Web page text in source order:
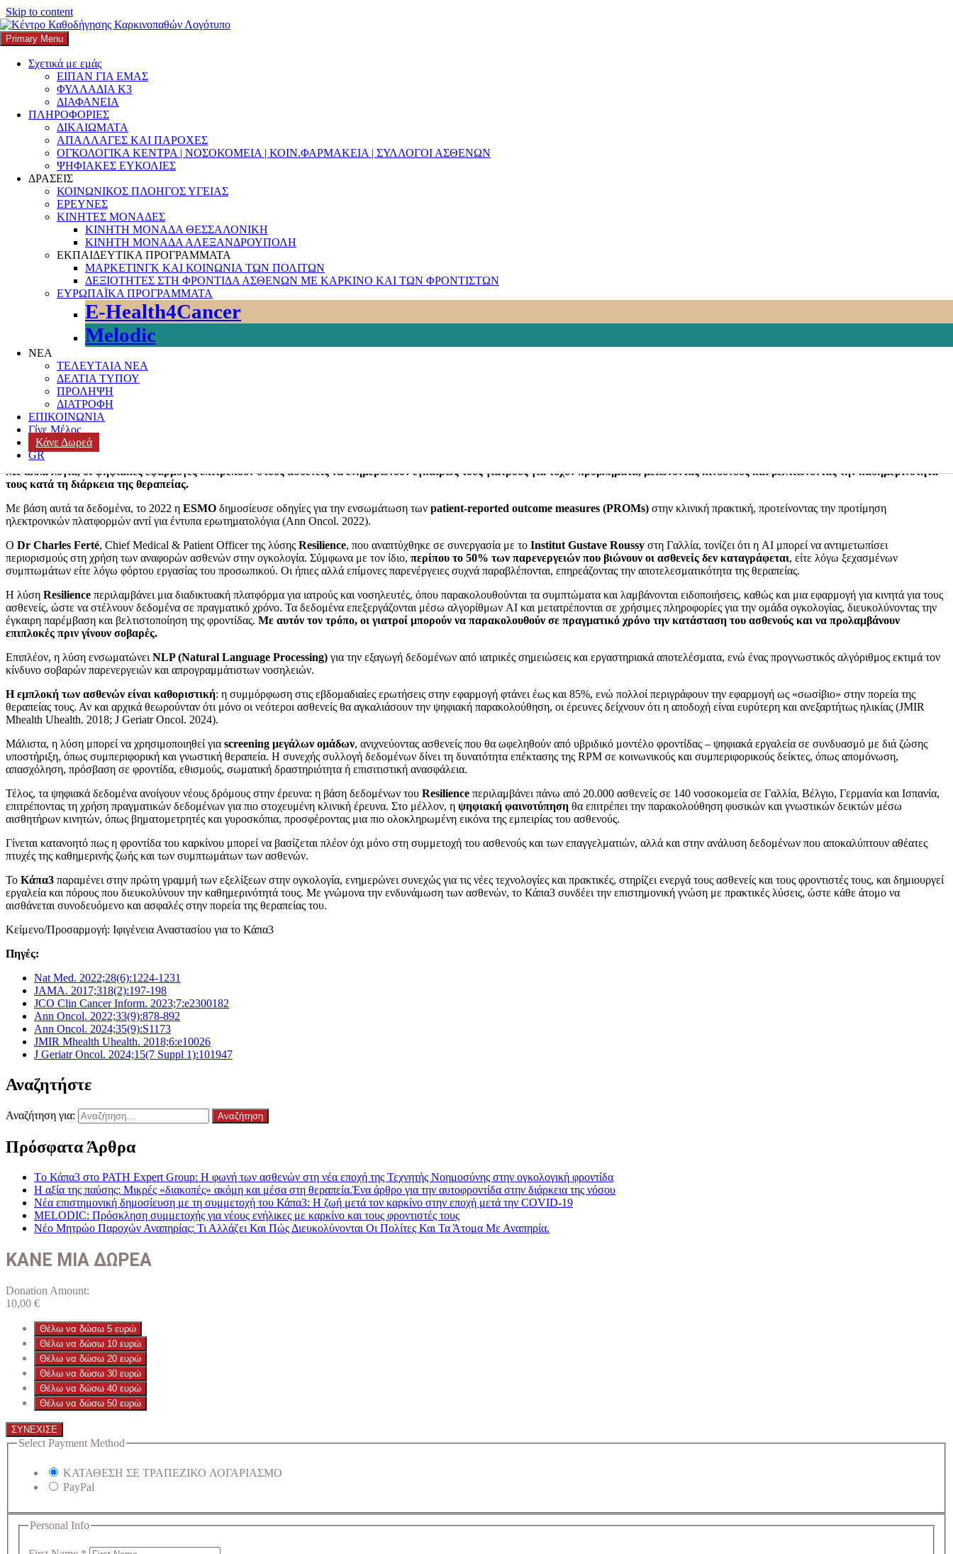
Skip to content
K3
ΚΕΝΤΡΟ ΚΑΘΟΔΗΓΗΣΗΣ ΚΑΡΚΙΝΟΠΑΘΩΝ
Primary Menu
Σχετικά με εμάς
ΕΙΠΑΝ ΓΙΑ ΕΜΑΣ
ΦΥΛΛΑΔΙΑ Κ3
ΔΙΑΦΑΝΕΙΑ
ΠΛΗΡΟΦΟΡΙΕΣ
ΔΙΚΑΙΩΜΑΤΑ
ΑΠΑΛΛΑΓΕΣ ΚΑΙ ΠΑΡΟΧΕΣ
ΟΓΚΟΛΟΓΙΚΑ ΚΕΝΤΡΑ | ΝΟΣΟΚΟΜΕΙΑ | ΚΟΙΝ.ΦΑΡΜΑΚΕΙΑ | ΣΥΛΛΟΓΟΙ ΑΣΘΕΝΩΝ
ΨΗΦΙΑΚΕΣ ΕΥΚΟΛΙΕΣ
ΔΡΑΣΕΙΣ
ΚΟΙΝΩΝΙΚΟΣ ΠΛΟΗΓΟΣ ΥΓΕΙΑΣ
ΕΡΕΥΝΕΣ
ΚΙΝΗΤΕΣ ΜΟΝΑΔΕΣ
ΚΙΝΗΤΗ ΜΟΝΑΔΑ ΘΕΣΣΑΛΟΝΙΚΗ
ΚΙΝΗΤΗ ΜΟΝΑΔΑ ΑΛΕΞΑΝΔΡΟΥΠΟΛΗ
ΕΚΠΑΙΔΕΥΤΙΚΑ ΠΡΟΓΡΑΜΜΑΤΑ
ΜΑΡΚΕΤΙΝΓΚ ΚΑΙ ΚΟΙΝΩΝΙΑ ΤΩΝ ΠΟΛΙΤΩΝ
ΔΕΞΙΟΤΗΤΕΣ ΣΤΗ ΦΡΟΝΤΙΔΑ ΑΣΘΕΝΩΝ ΜΕ ΚΑΡΚΙΝΟ ΚΑΙ ΤΩΝ ΦΡΟΝΤΙΣΤΩΝ
ΕΥΡΩΠΑΪΚΑ ΠΡΟΓΡΑΜΜΑΤΑ
E-Health4Cancer
Melodic
ΝΕΑ
ΤΕΛΕΥΤΑΙΑ ΝΕΑ
ΔΕΛΤΙΑ ΤΥΠΟΥ
ΠΡΟΛΗΨΗ
ΔΙΑΤΡΟΦΗ
ΕΠΙΚΟΙΝΩΝΙΑ
Γίνε Μέλος
Κάνε Δωρεά
GR
Αναζήτηση για:
Κατηγορία:Προγνωστικοί Αλγόριθμοι
AI και απομακρυσμένη παρακολούθηση διαμορφώνουν μια νέα εμπειρία για τους ασθενείς με καρκίνο
Posted on 9 Δεκεμβρίου, 20259 Δεκεμβρίου, 2025
Ογκολογική Φροντίδα,Ογκολογικοί ασθενείς
Η τεχνητή νοημοσύνη (AI) και η απομακρυσμένη παρακολούθηση ασθενών (Remote Patient Monitoring – RPM)
διαχείριση της θεραπείας τους.
Τα τελευταία χρόνια, έρευνες έχουν δείξει ότι η χρήση ψηφιακών εργαλείων για τη συλλογή ιατρικών δεδομένων εκτός του παραδοσιακού κλινικού περιβάλλοντος μειώνει τις καθυστερημένες αναφορές
συμπτωμάτων, περιορίζει τις σοβαρές παρενέργειες, μειώνει τις νοσηλείες και τις επισκέψεις στα επείγοντα, ενώ ταυτόχρονα βελτιώνει την επιβίωση και την ποιότητα ζωής των ασθενών.
Με άλλα λόγια, οι ψηφιακές εφαρμογές επιτρέπουν στους ασθενείς να ενημερώνουν εγκαίρως τους γιατρούς για τυχόν προβλήματα, μειώνοντας κινδύνους και βελτιώνοντας την καθημερινότητά
τους κατά τη διάρκεια της θεραπείας.
Με βάση αυτά τα δεδομένα, το 2022 η ESMO δημοσίευσε οδηγίες για την ενσωμάτωση των patient-reported outcome measures (PROMs) στην κλινική πρακτική, προτείνοντας την προτίμηση
ηλεκτρονικών πλατφορμών αντί για έντυπα ερωτηματολόγια (Ann Oncol. 2022).
Ο Dr Charles Ferté, Chief Medical & Patient Officer της λύσης Resilience, που αναπτύχθηκε σε συνεργασία με το Institut Gustave Roussy στη Γαλλία, τονίζει ότι η AI μπορεί να αντιμετωπίσει
περιορισμούς στη χρήση των αναφορών ασθενών στην ογκολογία. Σύμφωνα με τον ίδιο, περίπου το 50% των παρενεργειών που βιώνουν οι ασθενείς δεν καταγράφεται, είτε λόγω ξεχασμένων
συμπτωμάτων είτε λόγω φόρτου εργασίας του προσωπικού. Οι ήπιες αλλά επίμονες παρενέργειες συχνά παραβλέπονται, επηρεάζοντας την αποτελεσματικότητα της θεραπείας.
Η λύση Resilience περιλαμβάνει μια διαδικτυακή πλατφόρμα για ιατρούς και νοσηλευτές, όπου παρακολουθούνται τα συμπτώματα και λαμβάνονται ειδοποιήσεις, καθώς και μια εφαρμογή για κινητά για τους
ασθενείς, ώστε να στέλνουν δεδομένα σε πραγματικό χρόνο. Τα δεδομένα επεξεργάζονται μέσω αλγορίθμων AI και μετατρέπονται σε χρήσιμες πληροφορίες για την ομάδα ογκολογίας, διευκολύνοντας την
έγκαιρη παρέμβαση και βελτιστοποίηση της φροντίδας. Με αυτόν τον τρόπο, οι γιατροί μπορούν να παρακολουθούν σε πραγματικό χρόνο την κατάσταση του ασθενούς και να προλαμβάνουν
επιπλοκές πριν γίνουν σοβαρές.
Επιπλέον, η λύση ενσωματώνει NLP (Natural Language Processing) για την εξαγωγή δεδομένων από ιατρικές σημειώσεις και εργαστηριακά αποτελέσματα, ενώ ένας προγνωστικός αλγόριθμος εκτιμά τον
κίνδυνο σοβαρών παρενεργειών και απρογραμμάτιστων νοσηλειών.
Η εμπλοκή των ασθενών είναι καθοριστική: η συμμόρφωση στις εβδομαδιαίες ερωτήσεις στην εφαρμογή φτάνει έως και 85%, ενώ πολλοί περιγράφουν την εφαρμογή ως «σωσίβιο» στην πορεία της
θεραπείας τους. Αν και αρχικά θεωρούνταν ότι μόνο οι νεότεροι ασθενείς θα αγκαλιάσουν την ψηφιακή παρακολούθηση, οι έρευνες δείχνουν ότι η αποδοχή είναι ευρύτερη και ανεξαρτήτως ηλικίας (JMIR
Mhealth Uhealth. 2018; J Geriatr Oncol. 2024).
Μάλιστα, η λύση μπορεί να χρησιμοποιηθεί για screening μεγάλων ομάδων, ανιχνεύοντας ασθενείς που θα ωφεληθούν από υβριδικό μοντέλο φροντίδας – ψηφιακά εργαλεία σε συνδυασμό με διά ζώσης
υποστήριξη, όπως συμπεριφορική και γνωστική θεραπεία. Η συνεχής συλλογή δεδομένων δίνει τη δυνατότητα επέκτασης της RPM σε κοινωνικούς και συμπεριφορικούς δείκτες, όπως απομόνωση,
απασχόληση, πρόσβαση σε φροντίδα, εθισμούς, σωματική δραστηριότητα ή επισιτιστική ανασφάλεια.
Τέλος, τα ψηφιακά δεδομένα ανοίγουν νέους δρόμους στην έρευνα: η βάση δεδομένων του Resilience περιλαμβάνει πάνω από 20.000 ασθενείς σε 140 νοσοκομεία σε Γαλλία, Βέλγιο, Γερμανία και Ισπανία,
επιτρέποντας τη χρήση πραγματικών δεδομένων για πιο στοχευμένη κλινική έρευνα. Στο μέλλον, η ψηφιακή φαινοτύπηση θα επιτρέπει την παρακολούθηση φυσικών και γνωστικών δεικτών μέσω
αισθητήρων κινητών, όπως βηματομετρητές και γυροσκόπια, προσφέροντας μια πιο ολοκληρωμένη εικόνα της εμπειρίας του ασθενούς.
Γίνεται κατανοητό πως η φροντίδα του καρκίνου μπορεί να βασίζεται πλέον όχι μόνο στη συμμετοχή του ασθενούς και των επαγγελματιών, αλλά και στην ανάλυση δεδομένων που αποκαλύπτουν αθέατες
πτυχές της καθημερινής ζωής και των συμπτωμάτων των ασθενών.
Το Κάπα3 παραμένει στην πρώτη γραμμή των εξελίξεων στην ογκολογία, ενημερώνει συνεχώς για τις νέες τεχνολογίες και πρακτικές, στηρίζει ενεργά τους ασθενείς και τους φροντιστές τους, και δημιουργεί
εργαλεία και πόρους που διευκολύνουν την καθημερινότητά τους. Με γνώμονα την ενδυνάμωση των ασθενών, το Κάπα3 συνδέει την επιστημονική γνώση με πρακτικές λύσεις, ώστε κάθε άτομο να
αισθάνεται συνοδευόμενο και ασφαλές στην πορεία της θεραπείας του.
Κείμενο/Προσαρμογή: Ιφιγένεια Αναστασίου για το Κάπα3
Πηγές:
Nat Med. 2022;28(6):1224-1231
JAMA. 2017;318(2):197-198
JCO Clin Cancer Inform. 2023;7:e2300182
Ann Oncol. 2022;33(9):878-892
Ann Oncol. 2024;35(9):S1173
JMIR Mhealth Uhealth. 2018;6:e10026
J Geriatr Oncol. 2024;15(7 Suppl 1):101947
Αναζητήστε
Αναζήτηση για:
Πρόσφατα Άρθρα
Tο Κάπα3 στο PATH Expert Group: Η φωνή των ασθενών στη νέα εποχή της Τεχνητής Νοημοσύνης στην ογκολογική φροντίδα
Η αξία της παύσης: Μικρές «διακοπές» ακόμη και μέσα στη θεραπεία.Ένα άρθρο για την αυτοφροντίδα στην διάρκεια της νόσου
Νέα επιστημονική δημοσίευση με τη συμμετοχή του Κάπα3: Η ζωή μετά τον καρκίνο στην εποχή μετά την COVID-19
MELODIC: Πρόσκληση συμμετοχής για νέους ενήλικες με καρκίνο και τους φροντιστές τους
Νέο Μητρώο Παροχών Αναπηρίας: Τι Αλλάζει Και Πώς Διευκολύνονται Οι Πολίτες Και Τα Άτομα Με Αναπηρία.
ΚΑΝΕ ΜΙΑ ΔΩΡΕΑ
Donation Amount:
10,00 €
Θέλω να δώσω 5 ευρώ
Θέλω να δώσω 10 ευρώ
Θέλω να δώσω 20 ευρώ
Θέλω να δώσω 30 ευρώ
Θέλω να δώσω 40 ευρώ
Θέλω να δώσω 50 ευρώ
ΣΥΝΕΧΙΣΕ
Select Payment Method
ΚΑΤΑΘΕΣΗ ΣΕ ΤΡΑΠΕΖΙΚΟ ΛΟΓΑΡΙΑΣΜΟ
PayPal
Personal Info